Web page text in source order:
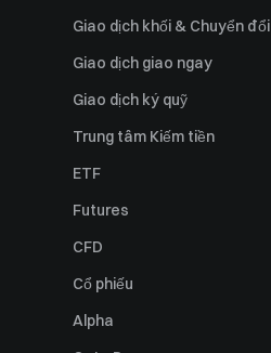
Giao dịch khối & Chuyển đổi
Giao dịch giao ngay
Giao dịch ký quỹ
Trung tâm Kiếm tiền
ETF
Futures
CFD
Cổ phiếu
Alpha